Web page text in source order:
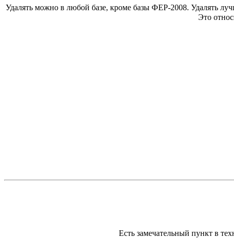
Удалять можно в любой базе, кроме базы ФЕР-2008. Удалять
Это
Есть замечательный пункт в